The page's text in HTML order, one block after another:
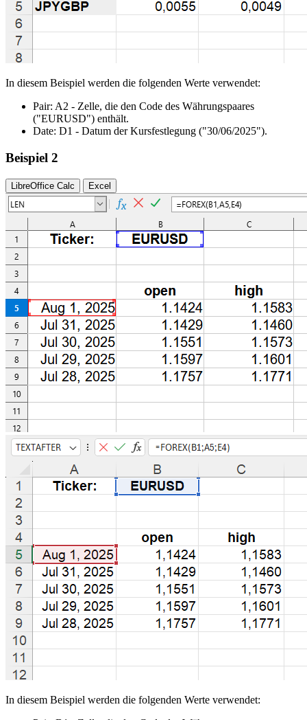
In diesem Beispiel werden die folgenden Werte verwendet:
Pair: A2 - Zelle, die den Code des Währungspaares
("EURUSD") enthält.
Date: D1 - Datum der Kursfestlegung ("30/06/2025").
Beispiel 2
LibreOffice Calc Excel
In diesem Beispiel werden die folgenden Werte verwendet: